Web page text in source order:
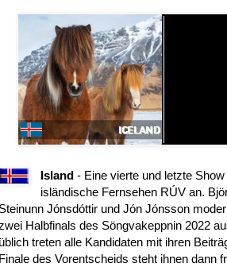
Island- Eine vierte und letzte
isländische Fernsehen RÚV an.
Steinunn Jónsdóttir und Jón Jónsson
Halbfinals des Söngvakeppnin 2022
üblich treten alle Kandidaten mit ihren
Finale des Vorentscheids steht ihnen dann